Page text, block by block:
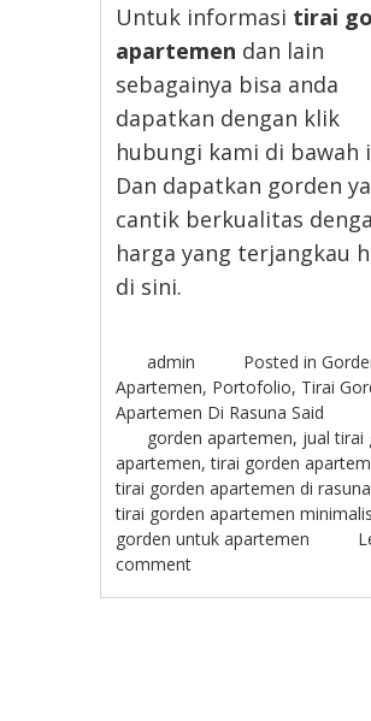
Untuk informasi tirai
apartemen dan lain
sebagainya bisa anda
dapatkan dengan klik
hubungi kami di bawah
Dan dapatkan gorden
cantik berkualitas
harga yang terjangkau
di sini.
admin Posted in
Apartemen, Portofolio, Tirai
Apartemen Di Rasuna Said
gorden apartemen, jual tirai
apartemen,tirai gorden
tirai gorden apartemen di
tirai gorden apartemen minimalis
gorden untuk apartemen
comment